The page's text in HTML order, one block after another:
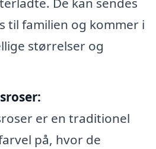
til familien og kommer i
størrelser og
er en traditionel
på, hvor de